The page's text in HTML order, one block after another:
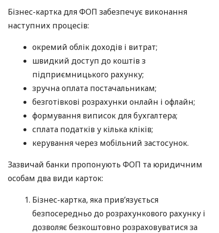
Бізнес-картка для ФОП забезпечує виконання
наступних процесів:
окремий облік доходів і витрат;
швидкий доступ до коштів з
підприємницького рахунку;
зручна оплата постачальникам;
безготівкові розрахунки онлайн і офлайн;
формування виписок для бухгалтера;
сплата податків у кілька кліків;
керування через мобільний застосунок.
Зазвичай банки пропонують ФОП та юридичним
особам два види карток:
Бізнес-картка, яка прив’язується
безпосередньо до розрахункового рахунку і
дозволяє безкоштовно розраховуватися за